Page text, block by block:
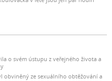
o svém ústupu z veřejného života a
obviněný ze sexuálního obtěžování a